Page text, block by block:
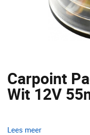
Carpoint
Wit 12V
Lees meer